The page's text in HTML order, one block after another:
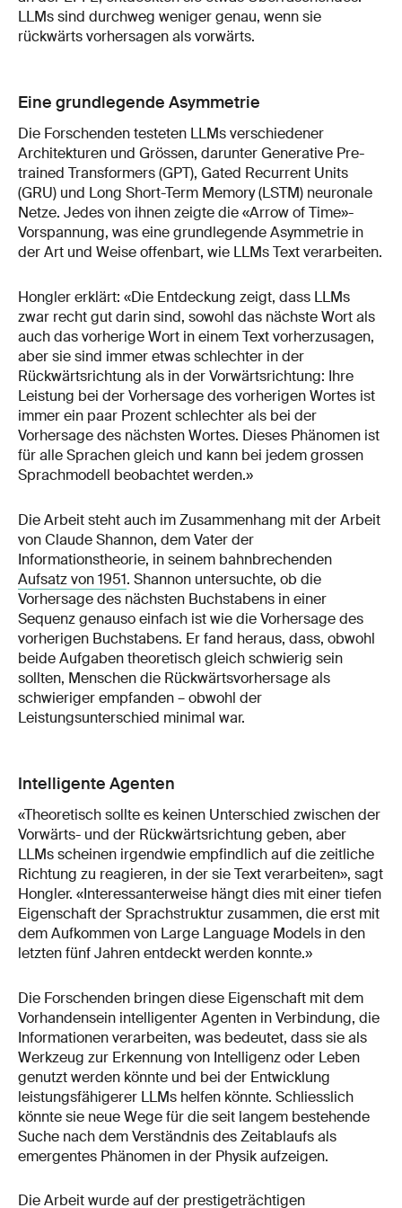
LLMs sind durchweg weniger genau, wenn sie
rückwärts vorhersagen als vorwärts.
Eine grundlegende Asymmetrie
Die Forschenden testeten LLMs verschiedener
Architekturen und Grössen, darunter Generative Pre-
trained Transformers (GPT), Gated Recurrent Units
(GRU) und Long Short-Term Memory (LSTM) neuronale
Netze. Jedes von ihnen zeigte die «Arrow of Time»-
Vorspannung, was eine grundlegende Asymmetrie in
der Art und Weise offenbart, wie LLMs Text verarbeiten.
Hongler erklärt: «Die Entdeckung zeigt, dass LLMs
zwar recht gut darin sind, sowohl das nächste Wort als
auch das vorherige Wort in einem Text vorherzusagen,
aber sie sind immer etwas schlechter in der
Rückwärtsrichtung als in der Vorwärtsrichtung: Ihre
Leistung bei der Vorhersage des vorherigen Wortes ist
immer ein paar Prozent schlechter als bei der
Vorhersage des nächsten Wortes. Dieses Phänomen ist
für alle Sprachen gleich und kann bei jedem grossen
Sprachmodell beobachtet werden.»
Die Arbeit steht auch im Zusammenhang mit der Arbeit
von Claude Shannon, dem Vater der
Informationstheorie, in seinem bahnbrechenden
Aufsatz von 1951. Shannon untersuchte, ob die
Vorhersage des nächsten Buchstabens in einer
Sequenz genauso einfach ist wie die Vorhersage des
vorherigen Buchstabens. Er fand heraus, dass, obwohl
beide Aufgaben theoretisch gleich schwierig sein
sollten, Menschen die Rückwärtsvorhersage als
schwieriger empfanden – obwohl der
Leistungsunterschied minimal war.
Intelligente Agenten
«Theoretisch sollte es keinen Unterschied zwischen der
Vorwärts- und der Rückwärtsrichtung geben, aber
LLMs scheinen irgendwie empfindlich auf die zeitliche
Richtung zu reagieren, in der sie Text verarbeiten», sagt
Hongler. «Interessanterweise hängt dies mit einer tiefen
Eigenschaft der Sprachstruktur zusammen, die erst mit
dem Aufkommen von Large Language Models in den
letzten fünf Jahren entdeckt werden konnte.»
Die Forschenden bringen diese Eigenschaft mit dem
Vorhandensein intelligenter Agenten in Verbindung, die
Informationen verarbeiten, was bedeutet, dass sie als
Werkzeug zur Erkennung von Intelligenz oder Leben
genutzt werden könnte und bei der Entwicklung
leistungsfähigerer LLMs helfen könnte. Schliesslich
könnte sie neue Wege für die seit langem bestehende
Suche nach dem Verständnis des Zeitablaufs als
emergentes Phänomen in der Physik aufzeigen.
Die Arbeit wurde auf der prestigeträchtigen